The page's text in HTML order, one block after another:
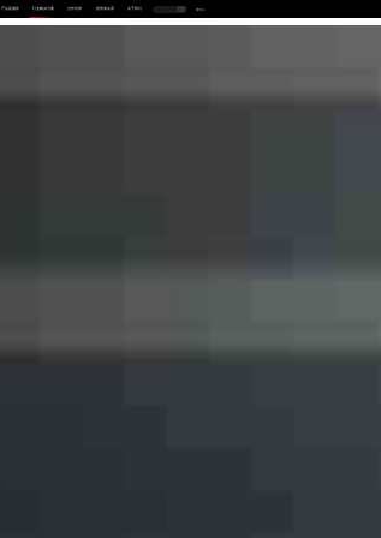
产品及服务 行业解决方案 合作伙伴 投资者关系 关于我们 中EN